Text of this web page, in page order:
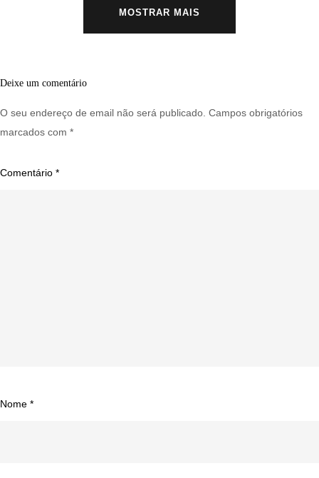
MOSTRAR MAIS
Deixe um comentário
O seu endereço de email não será publicado. Campos obrigatórios
marcados com *
Comentário *
Nome *